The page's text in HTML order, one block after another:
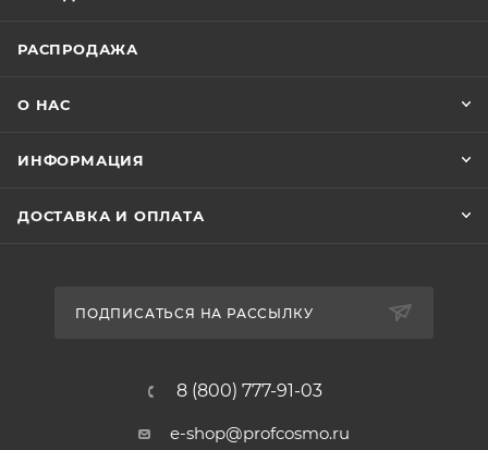
РАСПРОДАЖА
О НАС
ИНФОРМАЦИЯ
ДОСТАВКА И ОПЛАТА
ПОДПИСАТЬСЯ НА РАССЫЛКУ
8 (800) 777-91-03
e-shop@profcosmo.ru